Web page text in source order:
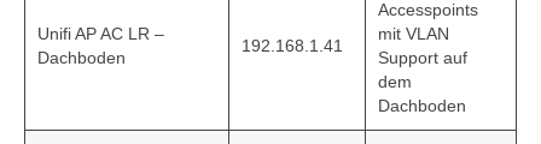
Unifi AP AC LR –
Dachboden
192.168.1.41
Accesspoints
mit VLAN
Support auf
dem
Dachboden